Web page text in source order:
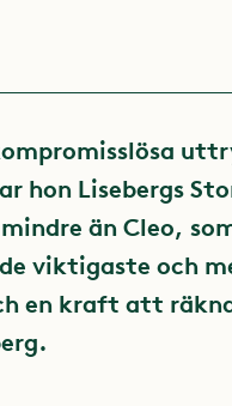
hon Lisebergs
än Cleo,
viktigaste och
en kraft att